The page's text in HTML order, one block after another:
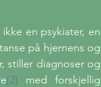
en psykiater, en
på hjernens og
stiller diagnoser og
[2] med forskjellig